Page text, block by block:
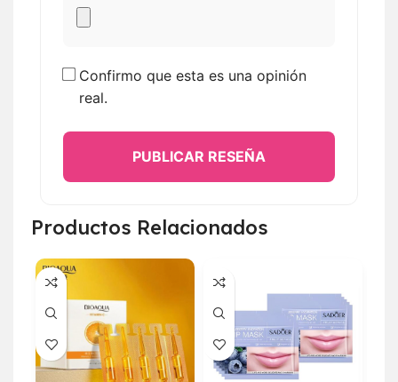
Confirmo que esta es una opinión
real.
PUBLICAR RESEÑA
Productos Relacionados